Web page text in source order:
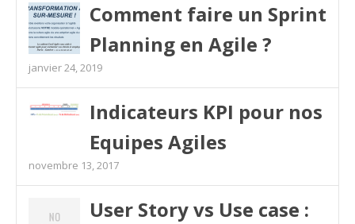
Comment faire un Sprint
Planning en Agile ?
janvier 24, 2019
Indicateurs KPI pour nos
Equipes Agiles
novembre 13, 2017
User Story vs Use case :